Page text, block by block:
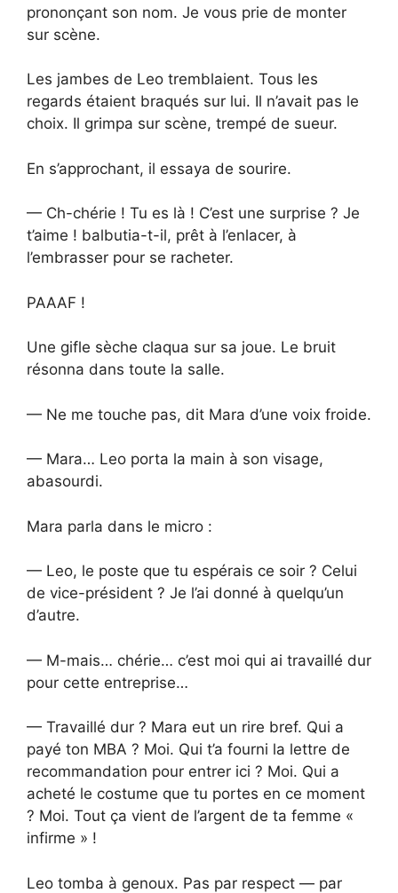
prononçant son nom. Je vous prie de monter
sur scène.
Les jambes de Leo tremblaient. Tous les
regards étaient braqués sur lui. Il n’avait pas le
choix. Il grimpa sur scène, trempé de sueur.
En s’approchant, il essaya de sourire.
— Ch-chérie ! Tu es là ! C’est une surprise ? Je
t’aime ! balbutia-t-il, prêt à l’enlacer, à
l’embrasser pour se racheter.
PAAAF !
Une gifle sèche claqua sur sa joue. Le bruit
résonna dans toute la salle.
— Ne me touche pas, dit Mara d’une voix froide.
— Mara… Leo porta la main à son visage,
abasourdi.
Mara parla dans le micro :
— Leo, le poste que tu espérais ce soir ? Celui
de vice-président ? Je l’ai donné à quelqu’un
d’autre.
— M-mais… chérie… c’est moi qui ai travaillé dur
pour cette entreprise…
— Travaillé dur ? Mara eut un rire bref. Qui a
payé ton MBA ? Moi. Qui t’a fourni la lettre de
recommandation pour entrer ici ? Moi. Qui a
acheté le costume que tu portes en ce moment
? Moi. Tout ça vient de l’argent de ta femme «
infirme » !
Leo tomba à genoux. Pas par respect — par